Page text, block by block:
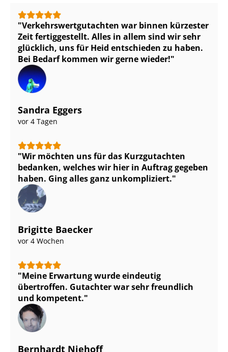
Ver­kehrs­wert­gut­ach­ten war binnen kürzester
Zeit fertiggestellt. Alles in allem sind wir sehr
glücklich, uns für Heid entschieden zu haben.
Bei Bedarf kommen wir gerne wieder!
Sandra Eggers
vor 4 Tagen
Wir möchten uns für das Kurzgutachten
bedanken, welches wir hier in Auftrag gegeben
haben. Ging alles ganz unkompliziert.
Brigitte Baecker
vor 4 Wochen
Meine Erwartung wurde eindeutig
übertroffen. Gutachter war sehr freundlich
und kompetent.
Bernhardt Niehoff